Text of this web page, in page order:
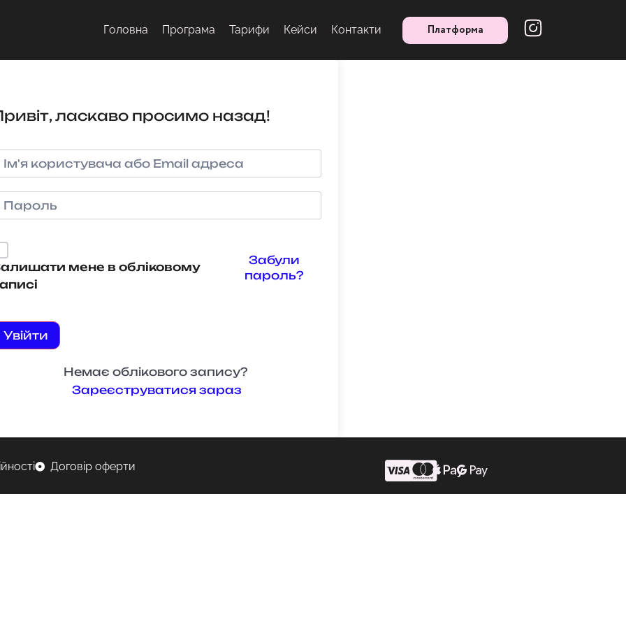
Головна Програма Тарифи Кейси Контакти Платформа
ласкаво просимо назад!
мене в обліковому
Забули
пароль?
Увійти
Немає облікового запису?
Зареєструватися зараз
Договір оферти